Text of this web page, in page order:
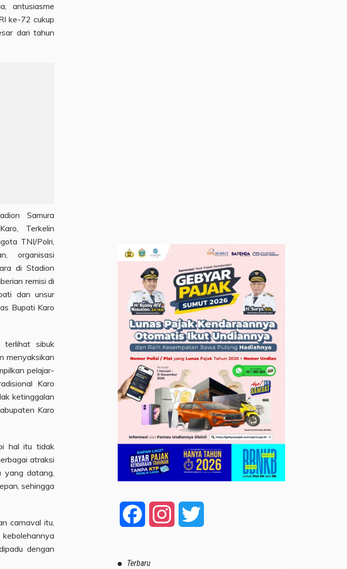
antusiasme
ke-72 cukup
dari tahun
Samura
Terkelin
TNI/Polri,
organisasi
di Stadion
remisi di
dan unsur
Bupati Karo
terlihat sibuk
menyaksikan
pelajar-
Karo
ketinggalan
Karo
hal itu tidak
atraksi
yang datang,
sehingga
carnaval itu,
dengan
Facebook Instagram
Terbaru